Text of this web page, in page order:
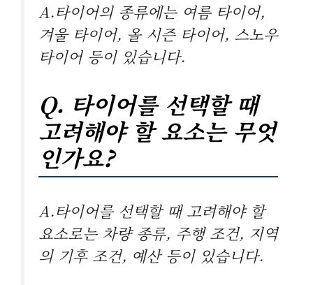
A.타이어의 종류에는 여름 타이어,
겨울 타이어, 올 시즌 타이어, 스노우
타이어 등이 있습니다.
Q. 타이어를 선택할 때
고려해야 할 요소는 무엇
인가요?
A.타이어를 선택할 때 고려해야 할
요소로는 차량 종류, 주행 조건, 지역
의 기후 조건, 예산 등이 있습니다.